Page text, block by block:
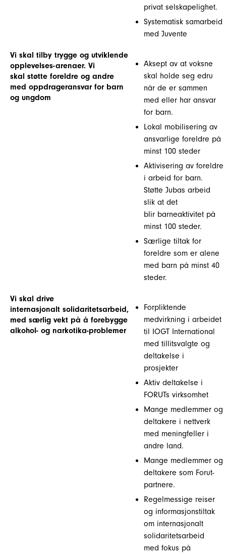
privat selskapelighet.
Systematisk samarbeid
med Juvente
Vi skal tilby trygge og utviklende
opplevelses-arenaer. Vi
skal støtte foreldre og andre
med oppdrageransvar for barn
og ungdom
Aksept av at voksne
skal holde seg edru
når de er sammen
med eller har ansvar
for barn.
Lokal mobilisering av
ansvarlige foreldre på
minst 100 steder
Aktivisering av foreldre
i arbeid for barn.
Støtte Jubas arbeid
slik at det
blir barneaktivitet på
minst 100 steder.
Særlige tiltak for
foreldre som er alene
med barn på minst 40
steder.
Vi skal drive
internasjonalt solidaritetsarbeid,
med særlig vekt på å forebygge
alkohol- og narkotika-problemer
Forpliktende
medvirkning i arbeidet
til IOGT International
med tillitsvalgte og
deltakelse i
prosjekter
Aktiv deltakelse i
FORUTs virksomhet
Mange medlemmer og
deltakere i nettverk
med meningfeller i
andre land.
Mange medlemmer og
deltakere som Forut-
partnere.
Regelmessige reiser
og informasjonstiltak
om internasjonalt
solidaritetsarbeid
med fokus på